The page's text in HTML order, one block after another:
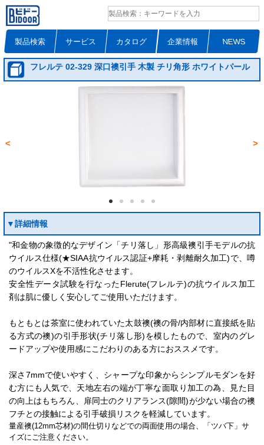
製品検索 サービス カタログ 企業情報 NEWS
フレルテ 02‐329 深口襖引手 木製 チリ角形 ホワイトパール
< >
▼詳細情報
"和金物の象徴的なデザイン「チリ落し」形高級襖引手モデルの抗
ウイルス仕様(★SIAA抗ウイルス認証+摩耗・剥離耐久加工)で、噂
のウイルスXを不活性化させます。
安全性データ試験を行なったFlerute(フレルテ)の抗ウイルス加工
剤は肌に優しく安心してご使用いただけます。
もともとは茶室に使われていた太鼓襖(襖の骨/内部材に直接紙を貼
る方式の襖)の引手形状(チリ落し形)を模したもので、室内のグレ
ードアップや使用感にこだわりのある方におススメです。
深さ7mmで使いやすく、シャープな印象からシンプルモダンを好
む方にも人気で、天地左右の端が丁寧な面取り加工の為、見た目
の向上はもちろん、扉同士のクリアランス(隙間)が少ない場合の襖
フチとの接触による引手破損リスクを軽減しています。
量産襖(12mm芯材)の間仕切りなどでの両面使用の場合、「ツバ下」サ
イズにご注意ください。